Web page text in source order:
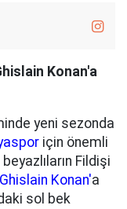
Konan'a
yeni sezonda
için önemli
Fildişi
Ghislain Konan'a
sol bek